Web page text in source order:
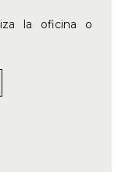
la oficina o